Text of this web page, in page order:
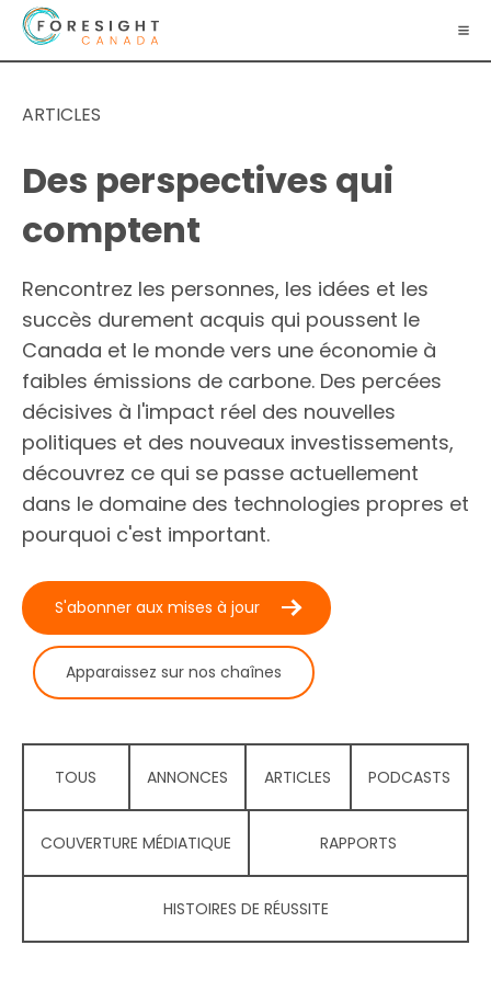
ARTICLES
Des perspectives qui
comptent
Rencontrez les personnes, les idées et les
succès durement acquis qui poussent le
Canada et le monde vers une économie à
faibles émissions de carbone. Des percées
décisives à l'impact réel des nouvelles
politiques et des nouveaux investissements,
découvrez ce qui se passe actuellement
dans le domaine des technologies propres et
pourquoi c'est important.
S'abonner aux mises à jour
Apparaissez sur nos chaînes
TOUS ANNONCES ARTICLES PODCASTS
COUVERTURE MÉDIATIQUE RAPPORTS
HISTOIRES DE RÉUSSITE